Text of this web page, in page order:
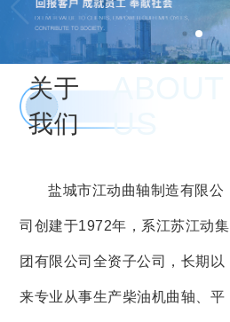
关于
我们
US
盐城市江动曲轴制造有限公
司创建于1972年，系江苏江动集
团有限公司全资子公司，长期以
来专业从事生产柴油机曲轴、平